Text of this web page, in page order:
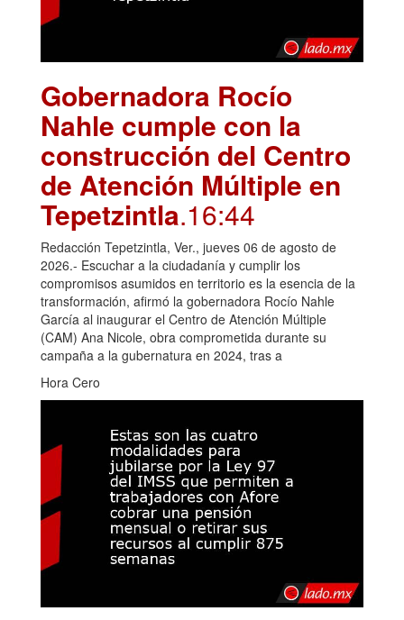
Gobernadora Rocío
Nahle cumple con la
construcción del Centro
de Atención Múltiple en
Tepetzintla.16:44
Redacción Tepetzintla, Ver., jueves 06 de agosto de
2026.- Escuchar a la ciudadanía y cumplir los
compromisos asumidos en territorio es la esencia de la
transformación, afirmó la gobernadora Rocío Nahle
García al inaugurar el Centro de Atención Múltiple
(CAM) Ana Nicole, obra comprometida durante su
campaña a la gubernatura en 2024, tras a
Hora Cero